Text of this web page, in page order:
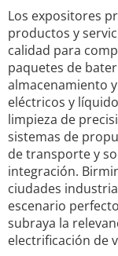
Los expositores
productos y
calidad para
paquetes de
almacenamiento
eléctricos y
limpieza de
sistemas de
de transporte y
integración.
ciudades
escenario
subraya la
electrificación de